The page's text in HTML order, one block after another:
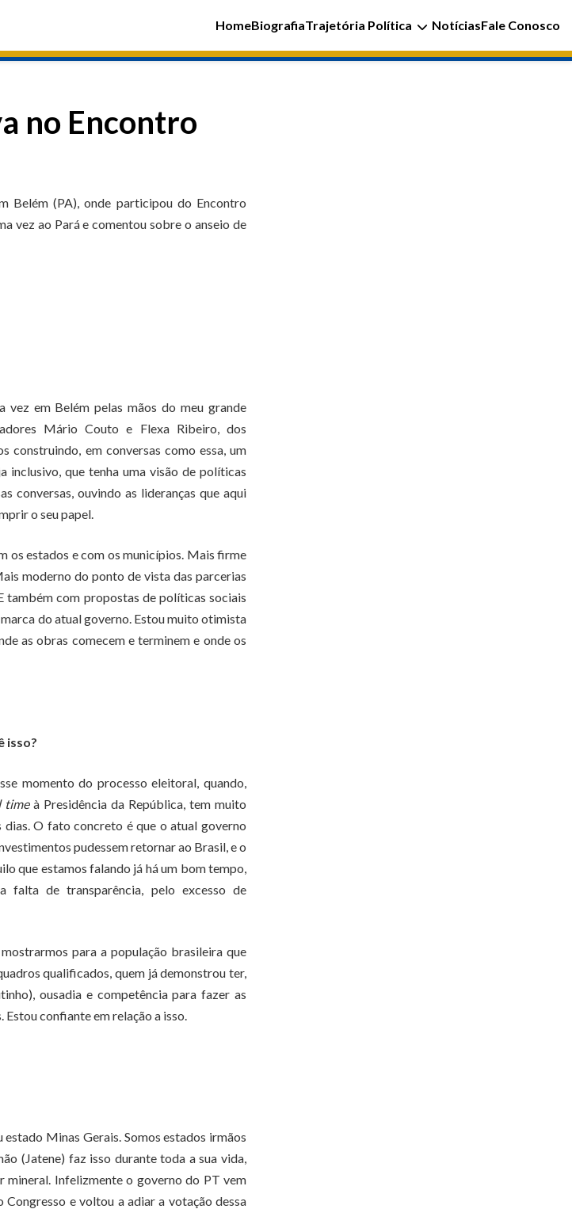
HomeBiografiaTrajetória Política NotíciasFale Conosco
no Encontro
Belém (PA), onde participou do Encontro
vez ao Pará e comentou sobre o anseio de
vez em Belém pelas mãos do meu grande
Mário Couto e Flexa Ribeiro, dos
construindo, em conversas como essa, um
que tenha uma visão de políticas
conversas, ouvindo as lideranças que aqui
o seu papel.
os estados e com os municípios. Mais firme
moderno do ponto de vista das parcerias
também com propostas de políticas sociais
do atual governo. Estou muito otimista
as obras comecem e terminem e onde os
isso?
momento do processo eleitoral, quando,
timeà Presidência da República, tem muito
O fato concreto é que o atual governo
pudessem retornar ao Brasil, e o
que estamos falando já há um bom tempo,
falta de transparência, pelo excesso de
para a população brasileira que
qualificados, quem já demonstrou ter,
ousadia e competência para fazer as
Estou confiante em relação a isso.
Minas Gerais. Somos estados irmãos
(Jatene) faz isso durante toda a sua vida,
Infelizmente o governo do PT vem
Congresso e voltou a adiar a votação dessa